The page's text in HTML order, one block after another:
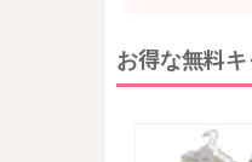
お得な無料